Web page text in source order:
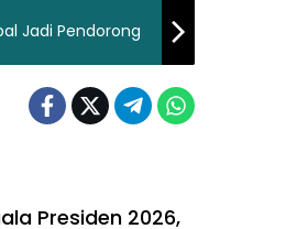
Jadi Pendorong
Presiden 2026,